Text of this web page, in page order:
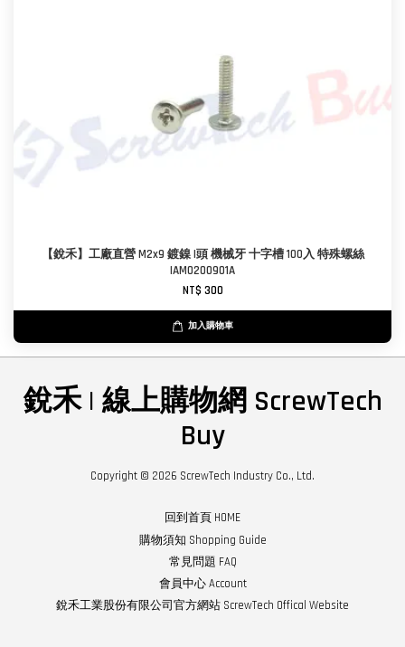
【銳禾】工廠直營 M2x9 鍍鎳 I頭 機械牙 十字槽 100入 特殊螺絲
IAM0200901A
NT$ 300
加入購物車
銳禾 | 線上購物網 ScrewTech
Buy
Copyright © 2026 ScrewTech Industry Co., Ltd.
回到首頁 HOME
購物須知 Shopping Guide
常見問題 FAQ
會員中心 Account
銳禾工業股份有限公司官方網站 ScrewTech Offical Website